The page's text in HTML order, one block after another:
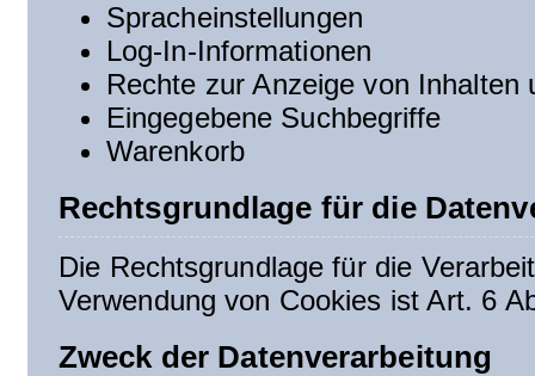
Spracheinstellungen
Log-In-Informationen
Rechte zur Anzeige von
Eingegebene Suchbegriffe
Warenkorb
Rechtsgrundlage für die
Die Rechtsgrundlage für die
Verwendung von Cookies ist Art. 6
Zweck der Datenverarbeitung